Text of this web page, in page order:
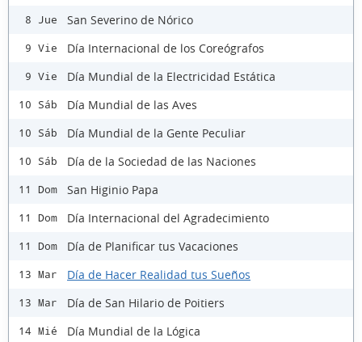
8 Jue San Severino de Nórico
9 Vie Día Internacional de los Coreógrafos
9 Vie Día Mundial de la Electricidad Estática
10 Sáb Día Mundial de las Aves
10 Sáb Día Mundial de la Gente Peculiar
10 Sáb Día de la Sociedad de las Naciones
11 Dom San Higinio Papa
11 Dom Día Internacional del Agradecimiento
11 Dom Día de Planificar tus Vacaciones
13 Mar Día de Hacer Realidad tus Sueños
13 Mar Día de San Hilario de Poitiers
14 Mié Día Mundial de la Lógica